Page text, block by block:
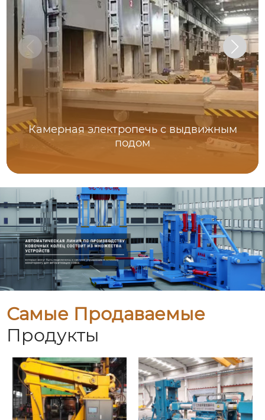
Камерная электропечь с выдвижным
подом
Самые Продаваемые
Продукты